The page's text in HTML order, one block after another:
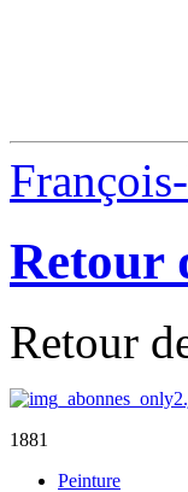
Retour
Retour
1881
Peinture